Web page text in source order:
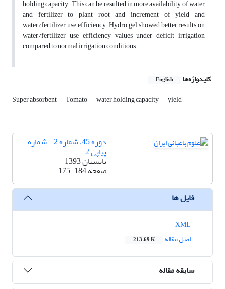
holding capacity. This can be resulted in more availability of water
and fertilizer to plant root and increment of yield and
water/fertilizer use efficiency. Hydro gel showed better results on
water/fertilizer use efficiency values under deficit irrigation
compared to normal irrigation conditions.
کلیدواژه‌ها English
Super absorbent Tomato water holding capacity yield
دوره 45، شماره 2 - شماره
پیاپی 2
تابستان 1393
صفحه175-184
فایل ها
اصل مقاله
213.69 K
سابقه مقاله